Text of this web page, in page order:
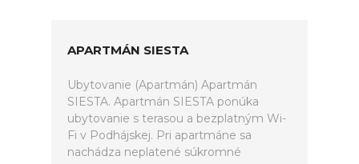
APARTMÁN SIESTA
Ubytovanie (Apartmán) Apartmán
SIESTA. Apartmán SIESTA ponúka
ubytovanie s terasou a bezplatným Wi-
Fi v Podhájskej. Pri apartmáne sa
nachádza neplatené súkromné